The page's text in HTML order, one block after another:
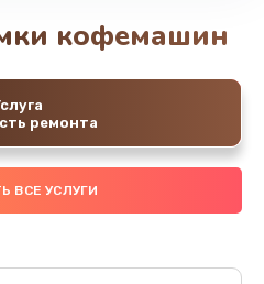
кофемашин
ремонта
ВСЕ УСЛУГИ